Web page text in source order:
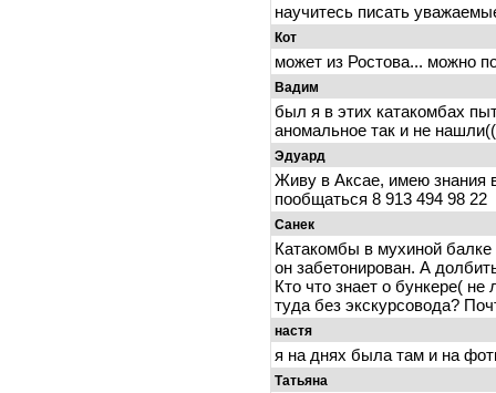
научитесь писать
Кот
может из Ростова... можно
Вадим
был я в этих катакомбах
аномальное так и не нашли((
Эдуард
Живу в Аксае, имею знания
пообщаться 8 913 494 98 22
Санек
Катакомбы в мухиной
он забетонирован. А
Кто что знает о бункере(
туда без экскурсовода?
настя
я на днях была там и на
Татьяна